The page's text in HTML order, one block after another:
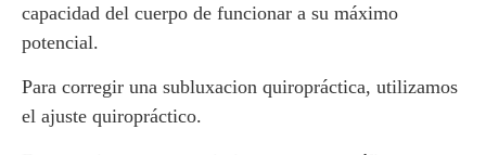
capacidad del cuerpo de funcionar a su máximo
potencial.
Para corregir una subluxacion quiropráctica, utilizamos
el ajuste quiropráctico.